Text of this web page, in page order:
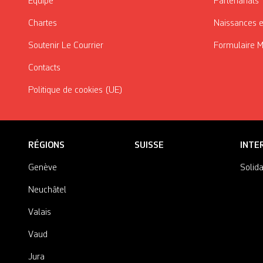
Chartes
Soutenir Le Courrier
Contacts
Politique de cookies (UE)
Naissances
Formulaire
RÉGIONS
Genève
Neuchâtel
Valais
Vaud
Jura
SUISSE